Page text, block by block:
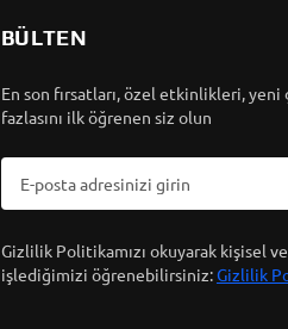
BÜLTEN
En son fırsatları, özel etkinlikleri, yeni
fazlasını ilk öğrenen siz olun
Gizlilik Politikamızı okuyarak kişisel
işlediğimizi öğrenebilirsiniz:Gizlilik